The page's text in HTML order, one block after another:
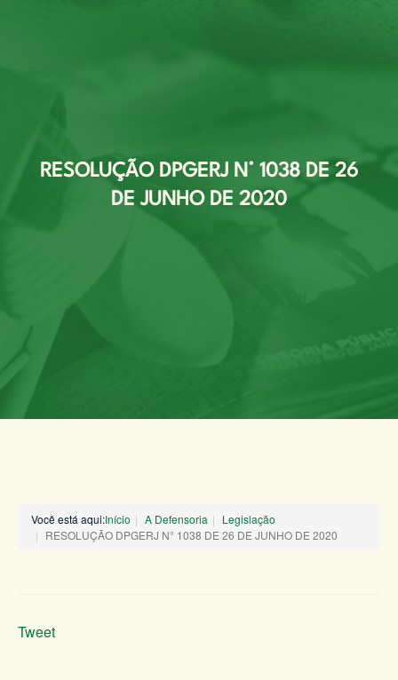
RESOLUÇÃO DPGERJ N° 1038 DE 26
DE JUNHO DE 2020
Você está aqui:Início A Defensoria
Legislação
RESOLUÇÃO DPGERJ N° 1038 DE 26 DE JUNHO DE 2020
Tweet